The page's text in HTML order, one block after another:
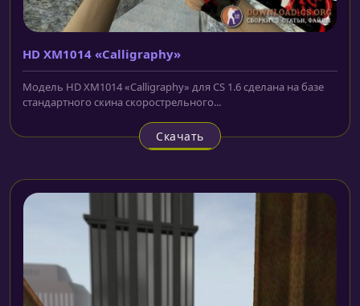
HD XM1014 «Calligraphy»
Модель HD XM1014 «Calligraphy» для CS 1.6 cделана на базе
стандартного скина скорострельного...
Скачать